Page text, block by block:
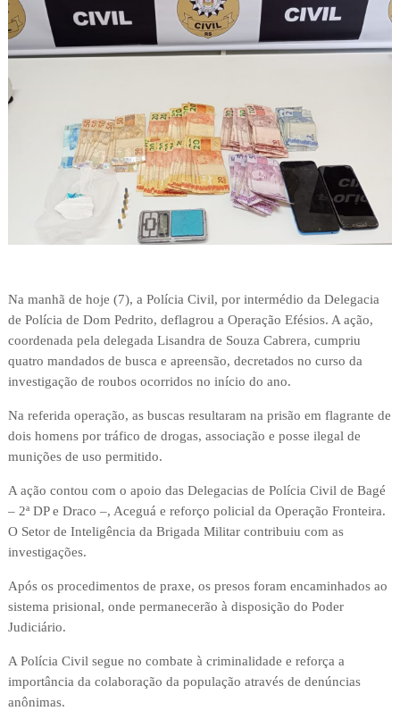
Na manhã de hoje (7), a Polícia Civil, por intermédio da Delegacia
de Polícia de Dom Pedrito, deflagrou a Operação Efésios. A ação,
coordenada pela delegada Lisandra de Souza Cabrera, cumpriu
quatro mandados de busca e apreensão, decretados no curso da
investigação de roubos ocorridos no início do ano.
Na referida operação, as buscas resultaram na prisão em flagrante de
dois homens por tráfico de drogas, associação e posse ilegal de
munições de uso permitido.
A ação contou com o apoio das Delegacias de Polícia Civil de Bagé
– 2ª DP e Draco –, Aceguá e reforço policial da Operação Fronteira.
O Setor de Inteligência da Brigada Militar contribuiu com as
investigações.
Após os procedimentos de praxe, os presos foram encaminhados ao
sistema prisional, onde permanecerão à disposição do Poder
Judiciário.
A Polícia Civil segue no combate à criminalidade e reforça a
importância da colaboração da população através de denúncias
anônimas.